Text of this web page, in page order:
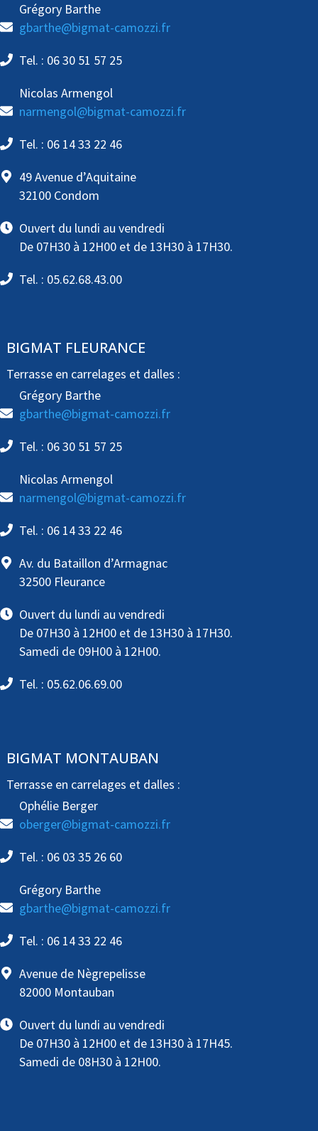
Grégory Barthe
gbarthe@bigmat-camozzi.fr
Tel. : 06 30 51 57 25
Nicolas Armengol
narmengol@bigmat-camozzi.fr
Tel. : 06 14 33 22 46
49 Avenue d’Aquitaine
32100 Condom
Ouvert du lundi au vendredi
De 07H30 à 12H00 et de 13H30 à 17H30.
Tel. : 05.62.68.43.00
BIGMAT FLEURANCE
Terrasse en carrelages et dalles :
Grégory Barthe
gbarthe@bigmat-camozzi.fr
Tel. : 06 30 51 57 25
Nicolas Armengol
narmengol@bigmat-camozzi.fr
Tel. : 06 14 33 22 46
Av. du Bataillon d’Armagnac
32500 Fleurance
Ouvert du lundi au vendredi
De 07H30 à 12H00 et de 13H30 à 17H30.
Samedi de 09H00 à 12H00.
Tel. : 05.62.06.69.00
BIGMAT MONTAUBAN
Terrasse en carrelages et dalles :
Ophélie Berger
oberger@bigmat-camozzi.fr
Tel. : 06 03 35 26 60
Grégory Barthe
gbarthe@bigmat-camozzi.fr
Tel. : 06 14 33 22 46
Avenue de Nègrepelisse
82000 Montauban
Ouvert du lundi au vendredi
De 07H30 à 12H00 et de 13H30 à 17H45.
Samedi de 08H30 à 12H00.